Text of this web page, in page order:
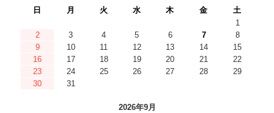
日
月 火 水 木 金
土
1
2
3 4 5 6 7
8
9
10 11 12 13 14
15
16
17 18 19 20 21
22
23
24 25 26 27 28
29
30
31
2026年9月